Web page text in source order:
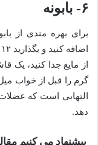
۶- بابونه
برای بهره مندی از
از مایع جدا کنید،
گرم را قبل از خواب
التهابی است که
دهد.
پیشنهاد می کنیم